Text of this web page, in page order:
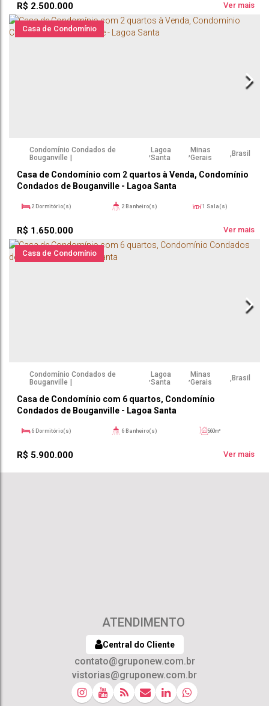
R$ 2.500.000 Ver mais
Casa de Condomínio
Casa de Condomínio com 2 quartos à Venda, Condomínio
Condados de Bouganville - Lagoa Santa
R$ 1.650.000
Condomínio Condados de
Bouganville
,Lagoa
Santa
,Minas
Gerais
, Brasil
2 Dormitório(s) 2 Banheiro(s) 1 Sala(s)
Ver mais
Casa de Condomínio
Casa de Condomínio com 6 quartos, Condomínio
Condados de Bouganville - Lagoa Santa
R$ 5.900.000
Condomínio Condados de
Bouganville
,Lagoa
Santa
,Minas
Gerais
, Brasil
6 Dormitório(s) 6 Banheiro(s)
560m²
Ver mais
ATENDIMENTO
Central do Cliente
contato@gruponew.com.br
vistorias@gruponew.com.br